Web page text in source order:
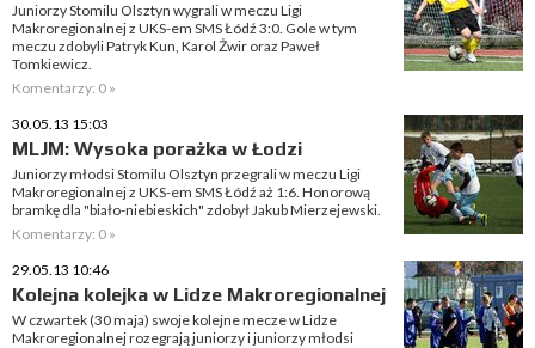
Juniorzy Stomilu Olsztyn wygrali w meczu Ligi
Makroregionalnej z UKS-em SMS Łódź 3:0. Gole w tym
meczu zdobyli Patryk Kun, Karol Żwir oraz Paweł
Tomkiewicz.
Komentarzy: 0 »
30.05.13 15:03
MLJM: Wysoka porażka w Łodzi
Juniorzy młodsi Stomilu Olsztyn przegrali w meczu Ligi
Makroregionalnej z UKS-em SMS Łódź aż 1:6. Honorową
bramkę dla "biało-niebieskich" zdobył Jakub Mierzejewski.
Komentarzy: 0 »
29.05.13 10:46
Kolejna kolejka w Lidze Makroregionalnej
W czwartek (30 maja) swoje kolejne mecze w Lidze
Makroregionalnej rozegrają juniorzy i juniorzy młodsi